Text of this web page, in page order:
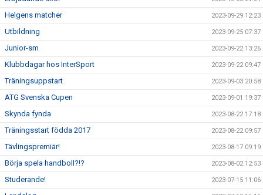
Helgens matcher 2023-09-29 12:23
Utbildning 2023-09-25 07:37
Junior-sm 2023-09-22 13:26
Klubbdagar hos InterSport 2023-09-22 09:47
Träningsuppstart 2023-09-03 20:58
ATG Svenska Cupen 2023-09-01 19:37
Skynda fynda 2023-08-22 17:18
Träningsstart födda 2017 2023-08-22 09:57
Tävlingspremiär! 2023-08-17 09:19
Börja spela handboll?!? 2023-08-02 12:53
Studerande! 2023-07-15 11:06